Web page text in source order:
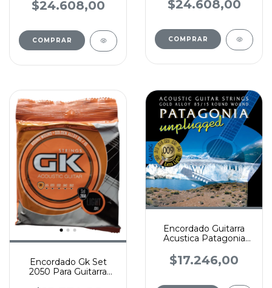
$24.608,00 $24.608,00
Encordado Gk Set
2050 Para Guitarra
Encordado Guitarra
Acustica Patagonia
$17.246,00